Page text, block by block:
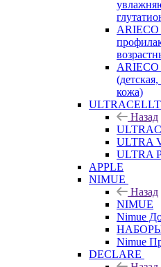
ARIECO
кожа)
Назад
ULTRA
ULTRA
APPLE
NIMUE
Назад
NIMUE
Nimue
НАБОРЫ
Nimue
DECLARE